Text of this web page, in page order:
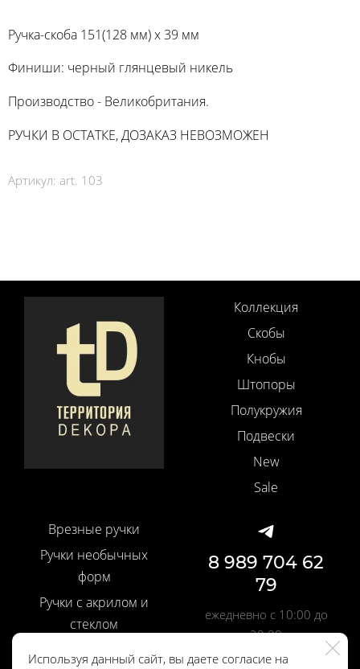
Ручка-скоба 151(128 мм) x 39 мм
Финиши: черный глянцевый никель
Производство - Великобритания.
РУЧКИ В ОСТАТКЕ, ДОЗАКАЗ НЕВОЗМОЖЕН
Артикул: art. 103
Коллекция
Скобы
Кнобы
Штопоры
Полукружия
Подвески
New
Sale
Врезные ручки
Ручки необычных
форм
Ручки с акрилом и
стеклом
8 989 704 62
79
ежедневно с 10:00 до
20:00
Используя данный сайт, вы даете согласие на